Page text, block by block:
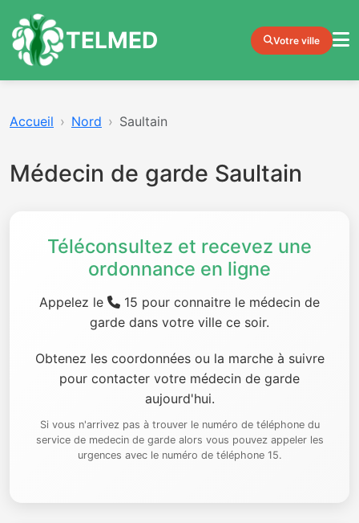
TELMED Votre ville
Accueil Nord Saultain
Médecin de garde Saultain
Téléconsultez et recevez une
ordonnance en ligne
Appelez le
15 pour connaitre le médecin de
garde dans votre ville ce soir.
Obtenez les coordonnées ou la marche à suivre
pour contacter votre médecin de garde
aujourd'hui.
Si vous n'arrivez pas à trouver le numéro de téléphone du
service de medecin de garde alors vous pouvez appeler les
urgences avec le numéro de téléphone 15.